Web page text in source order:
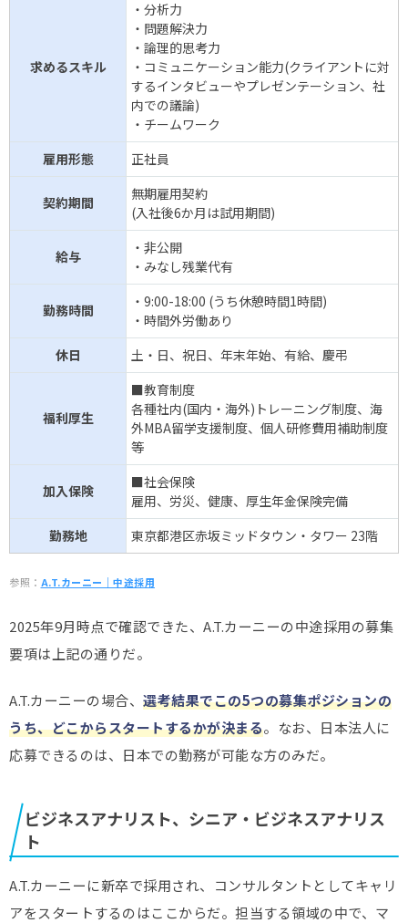
求めるスキル
・分析力
・問題解決力
・論理的思考力
・コミュニケーション能力(クライアントに対
するインタビューやプレゼンテーション、社
内での議論)
・チームワーク
雇用形態
正社員
契約期間
無期雇用契約
(入社後6か月は試用期間)
給与
・非公開
・みなし残業代有
勤務時間
・9:00-18:00 (うち休憩時間1時間)
・時間外労働あり
休日
土・日、祝日、年末年始、有給、慶弔
福利厚生
■教育制度
各種社内(国内・海外)トレーニング制度、海
外MBA留学支援制度、個人研修費用補助制度
等
加入保険
■社会保険
雇用、労災、健康、厚生年金保険完備
勤務地
東京都港区赤坂ミッドタウン・タワー 23階
参照： A.T.カーニー｜中途採用
2025年9月時点で確認できた、A.T.カーニーの中途採用の募集
要項は上記の通りだ。
A.T.カーニーの場合、 選考結果でこの5つの募集ポジションの
うち、どこからスタートするかが決まる。なお、日本法人に
応募できるのは、日本での勤務が可能な方のみだ。
ビジネスアナリスト、シニア・ビジネスアナリス
ト
A.T.カーニーに新卒で採用され、コンサルタントとしてキャリ
アをスタートするのはここからだ。担当する領域の中で、マ